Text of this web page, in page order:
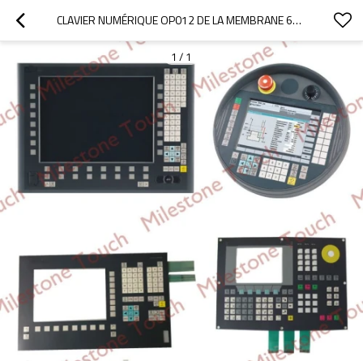
CLAVIER NUMÉRIQUE OP012 DE LA MEMBRANE 6FC5203-0AF02-0AA0
1 / 1